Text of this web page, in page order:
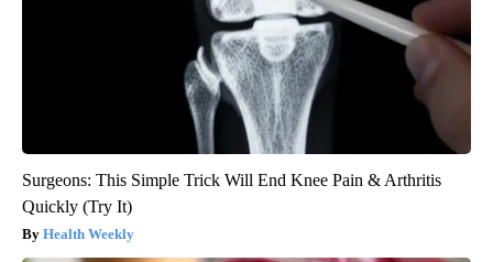
Surgeons: This Simple Trick Will End Knee Pain & Arthritis
Quickly (Try It)
Health Weekly